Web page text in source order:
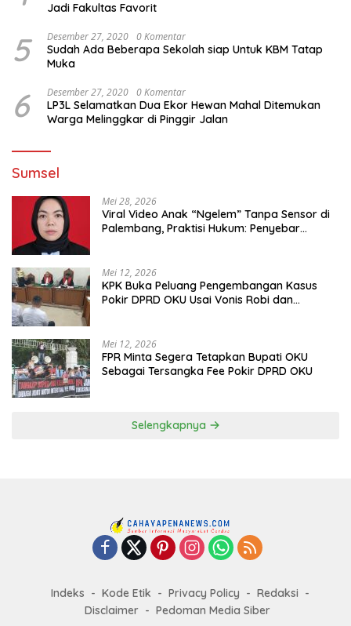
Jadi Fakultas Favorit
5 Desember 27, 2020 0 Komentar
Sudah Ada Beberapa Sekolah siap Untuk KBM Tatap
Muka
6 Desember 27, 2020 0 Komentar
LP3L Selamatkan Dua Ekor Hewan Mahal Ditemukan
Warga Melinggkar di Pinggir Jalan
Sumsel
Mei 28, 2026
Viral Video Anak “Ngelem” Tanpa Sensor di
Palembang, Praktisi Hukum: Penyebar
Mei 12, 2026
KPK Buka Peluang Pengembangan Kasus
Pokir DPRD OKU Usai Vonis Robi dan
Mei 12, 2026
FPR Minta Segera Tetapkan Bupati OKU
Sebagai Tersangka Fee Pokir DPRD OKU
Selengkapnya
Indeks Kode Etik Privacy Policy
Redaksi
Disclaimer
Pedoman Media Siber